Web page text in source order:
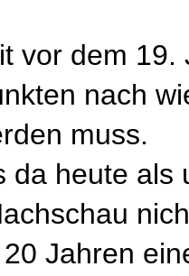
vor dem
nach
muss.
da heute als
Jahren